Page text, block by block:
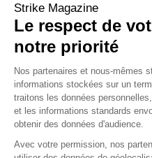
C’est la baisse qu’a subi
11 septembre. Baromètre des
sa position dominante avec
déclarations du CEO Raj
Source :
Strike Magazine
Le respect de
notre priorité
Nos partenaires et nous-mêmes
informations stockées sur un
traitons les données
et les informations standards
obtenir des données d'audience.
Avec votre permission, nos